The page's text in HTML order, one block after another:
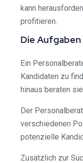
kann
profitieren.
Die
Ein
Kandidaten zu
hinaus beraten
Der
verschiedenen
potenzielle
Zusätzlich zur